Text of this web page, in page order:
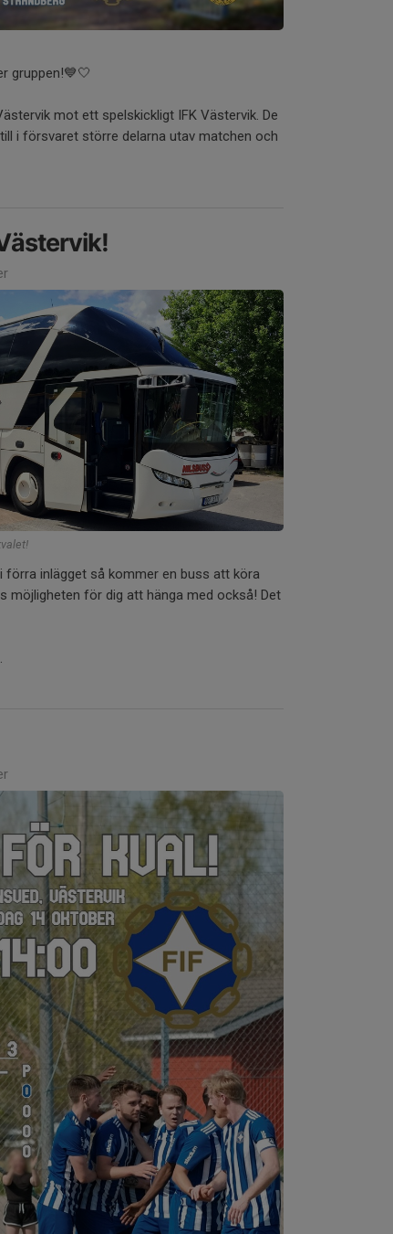
gruppen!💙🤍
mot ett spelskickligt IFK Västervik. De
i försvaret större delarna utav matchen och
förra inlägget så kommer en buss att köra
möjligheten för dig att hänga med också! Det